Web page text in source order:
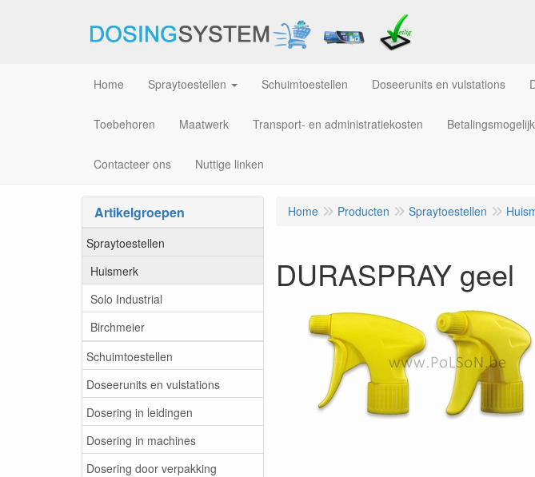
Home Spraytoestellen Schuimtoestellen Doseerunits en vulstations
Toebehoren Maatwerk Transport- en administratiekosten
Contacteer ons Nuttige linken
Artikelgroepen
Spraytoestellen
Huismerk
Solo Industrial
Birchmeier
Schuimtoestellen
Doseerunits en vulstations
Dosering in leidingen
Dosering in machines
Dosering door verpakking
Home Producten Spraytoestellen
DURASPRAY geel